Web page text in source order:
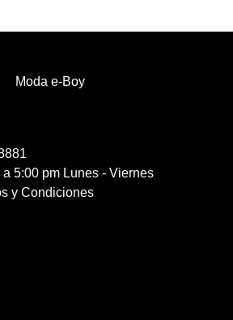
Moda e-Boy
a 5:00 pm Lunes - Viernes
y Condiciones